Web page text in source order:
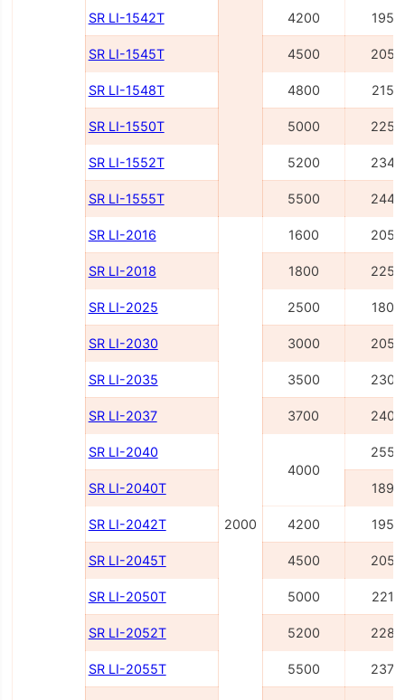
SR LI-1542Т 4200 1955
SR LI-1545Т 4500 2055
SR LI-1548Т 4800 2155
SR LI-1550Т 5000 2255
SR LI-1552Т 5200 2345
SR LI-1555Т 5500 2445
SR LI-2016
2000
1600 2055
SR LI-2018 1800 2255
SR LI-2025 2500 1805
SR LI-2030 3000 2055
SR LI-2035 3500 2305
SR LI-2037 3700 2405
SR LI-2040
4000
2555
SR LI-2040Т 1895
SR LI-2042Т 4200 1955
SR LI-2045Т 4500 2055
SR LI-2050Т 5000 2215
SR LI-2052Т 5200 2285
SR LI-2055Т 5500 2375